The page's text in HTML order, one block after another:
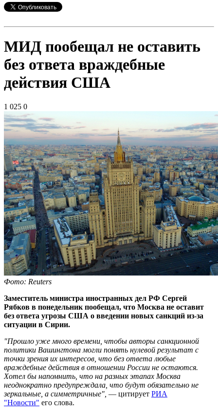
МИД пообещал не оставить
без ответа враждебные
действия США
1 025 0
Фото: Reuters
Заместитель министра иностранных дел РФ Сергей
Рябков в понедельник пообещал, что Москва не оставит
без ответа угрозы США о введении новых санкций из-за
ситуации в Сирии.
"Прошло уже много времени, чтобы авторы санкционной
политики Вашингтона могли понять нулевой результат с
точки зрения их интересов, что без ответа любые
враждебные действия в отношении России не остаются.
Хотел бы напомнить, что на разных этапах Москва
неоднократно предупреждала, что будут обязательно не
зеркальные, а симметричные", — цитирует РИА
"Новости" его слова.